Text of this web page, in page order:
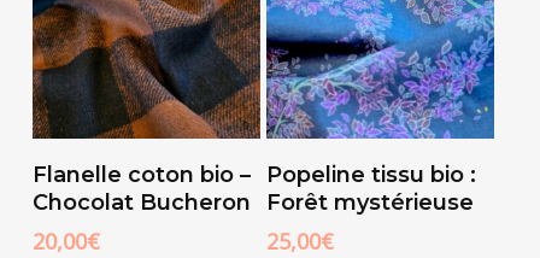
Ajouter Au
Panier
Flanelle coton bio –
Chocolat Bucheron
20,00€
Ajouter Au
Panier
Popeline tissu bio :
Forêt mystérieuse
25,00€